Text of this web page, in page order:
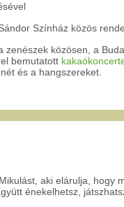
Színház közös
közösen, a
bemutatott
és a hangszereket.
aki elárulja, hogy
énekelhetsz,